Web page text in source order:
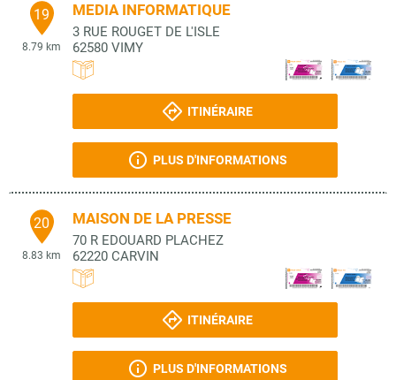
19
8.79 km
MEDIA INFORMATIQUE
3 RUE ROUGET DE L'ISLE
62580 VIMY
ITINÉRAIRE
PLUS D'INFORMATIONS
20
8.83 km
MAISON DE LA PRESSE
70 R EDOUARD PLACHEZ
62220 CARVIN
ITINÉRAIRE
PLUS D'INFORMATIONS